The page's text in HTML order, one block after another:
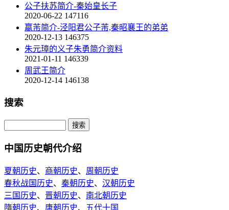
公子扶苏简介-秦始皇长子
2020-06-22 147116
嬴芾简介-泾阳君公子芾,秦昭襄王的弟弟
2020-12-13 146375
朱元璋的义子朱勇简介资料
2021-01-11 146339
周武王简介
2020-12-14 146138
搜索
中国历史朝代介绍
夏朝历史、 商朝历史、 周朝历史
春秋战国历史、 秦朝历史、 汉朝历史
三国历史、 晋朝历史、 南北朝历史
隋朝历史、 唐朝历史、 五代十国